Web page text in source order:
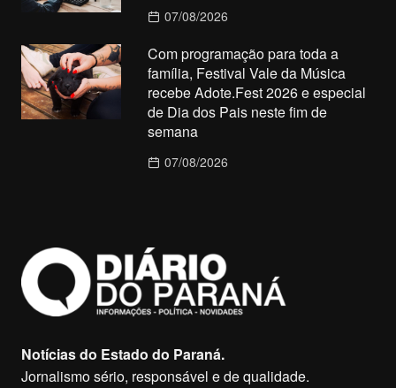
07/08/2026
Com programação para toda a
família, Festival Vale da Música
recebe Adote.Fest 2026 e especial
de Dia dos Pais neste fim de
semana
07/08/2026
Notícias do Estado do Paraná.
Jornalismo sério, responsável e de qualidade.